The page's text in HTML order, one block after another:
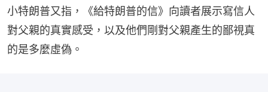
小特朗普又指，《給特朗普的信》向讀者展示寫信人
對父親的真實感受，以及他們剛對父親產生的鄙視真
的是多麼虛偽。